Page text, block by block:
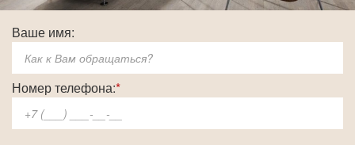
Ваше имя:
Номер телефона:*